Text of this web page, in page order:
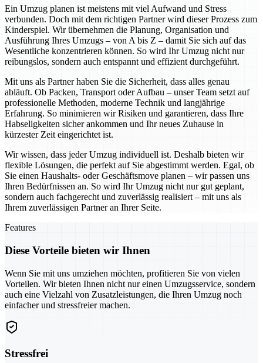
Ein Umzug planen ist meistens mit viel Aufwand und Stress
verbunden. Doch mit dem richtigen Partner wird dieser Prozess zum
Kinderspiel. Wir übernehmen die Planung, Organisation und
Ausführung Ihres Umzugs – von A bis Z – damit Sie sich auf das
Wesentliche konzentrieren können. So wird Ihr Umzug nicht nur
reibungslos, sondern auch entspannt und effizient durchgeführt.
Mit uns als Partner haben Sie die Sicherheit, dass alles genau
abläuft. Ob Packen, Transport oder Aufbau – unser Team setzt auf
professionelle Methoden, moderne Technik und langjährige
Erfahrung. So minimieren wir Risiken und garantieren, dass Ihre
Habseligkeiten sicher ankommen und Ihr neues Zuhause in
kürzester Zeit eingerichtet ist.
Wir wissen, dass jeder Umzug individuell ist. Deshalb bieten wir
flexible Lösungen, die perfekt auf Sie abgestimmt werden. Egal, ob
Sie einen Haushalts- oder Geschäftsmove planen – wir passen uns
Ihren Bedürfnissen an. So wird Ihr Umzug nicht nur gut geplant,
sondern auch fachgerecht und zuverlässig realisiert – mit uns als
Ihrem zuverlässigen Partner an Ihrer Seite.
Features
Diese Vorteile bieten wir Ihnen
Wenn Sie mit uns umziehen möchten, profitieren Sie von vielen
Vorteilen. Wir bieten Ihnen nicht nur einen Umzugsservice, sondern
auch eine Vielzahl von Zusatzleistungen, die Ihren Umzug noch
einfacher und stressfreier machen.
Stressfrei